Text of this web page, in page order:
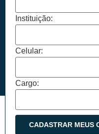
Instituição:
Celular:
Cargo: